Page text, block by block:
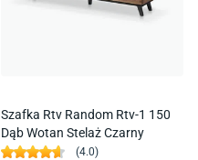
Szafka Rtv Random Rtv-1 150
Dąb Wotan Stelaż Czarny
(4.0)